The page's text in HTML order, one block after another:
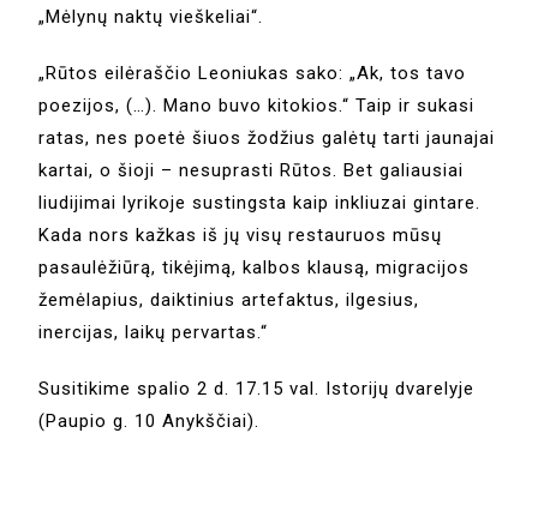
„Mėlynų naktų vieškeliai“.
„Rūtos eilėraščio Leoniukas sako: „Ak, tos tavo
poezijos, (…). Mano buvo kitokios.“ Taip ir sukasi
ratas, nes poetė šiuos žodžius galėtų tarti jaunajai
kartai, o šioji – nesuprasti Rūtos. Bet galiausiai
liudijimai lyrikoje sustingsta kaip inkliuzai gintare.
Kada nors kažkas iš jų visų restauruos mūsų
pasaulėžiūrą, tikėjimą, kalbos klausą, migracijos
žemėlapius, daiktinius artefaktus, ilgesius,
inercijas, laikų pervartas.“
Susitikime spalio 2 d. 17.15 val. Istorijų dvarelyje
(Paupio g. 10 Anykščiai).